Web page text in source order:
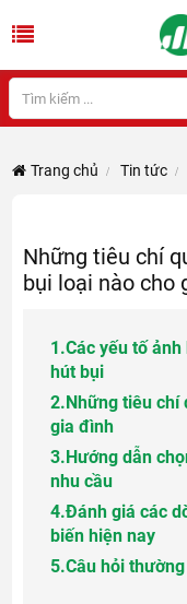
Trang chủ Tin tức
Những tiêu chí
bụi loại nào cho
1.Các yếu tố
hút bụi
2.Những tiêu chí
gia đình
3.Hướng dẫn
nhu cầu
4.Đánh giá các
biến hiện nay
5.Câu hỏi